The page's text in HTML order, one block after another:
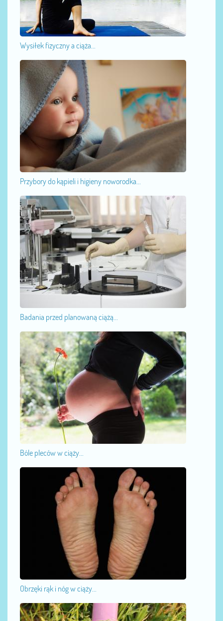
Wysiłek fizyczny a ciąża...
Przybory do kąpieli i higieny noworodka...
Badania przed planowaną ciążą...
Bóle pleców w ciąży...
Obrzęki rąk i nóg w ciąży...